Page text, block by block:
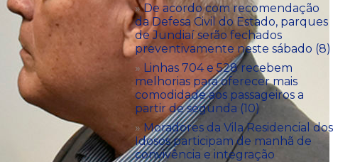
De acordo com recomendação
da Defesa Civil do Estado, parques
de Jundiaí serão fechados
preventivamente neste sábado (8)
Linhas 704 e 528 recebem
melhorias para oferecer mais
comodidade aos passageiros a
partir de segunda (10)
Moradores da Vila Residencial dos
Idosos participam de manhã de
convivência e integração